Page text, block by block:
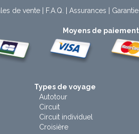
de vente| F.A.Q. Assurances
Moyens de paiement
Types de voyage
Autotour
Circuit
Circuit individuel
Croisière